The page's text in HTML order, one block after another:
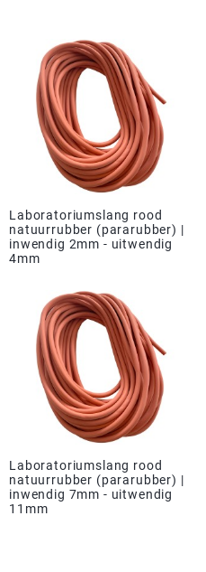
Laboratoriumslang rood
natuurrubber (pararubber) |
inwendig 2mm - uitwendig
4mm
Laboratoriumslang rood
natuurrubber (pararubber) |
inwendig 7mm - uitwendig
11mm